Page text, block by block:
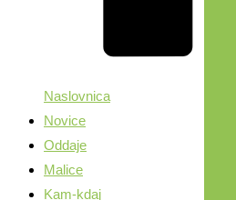
Naslovnica
Novice
Oddaje
Malice
Kam-kdaj